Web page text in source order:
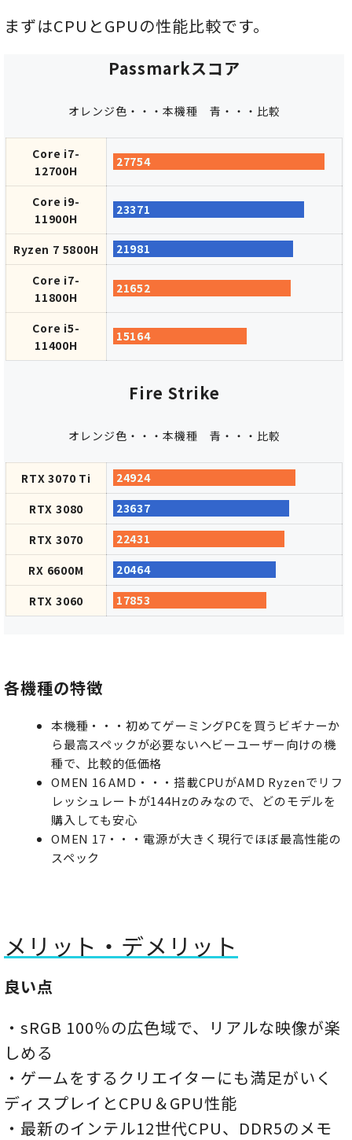
まずはCPUとGPUの性能比較です。
Passmarkスコア
オレンジ色・・・本機種 青・・・比較
Core i7-
12700H
27754
Core i9-
11900H
23371
Ryzen 7 5800H
21981
Core i7-
11800H
21652
Core i5-
11400H
15164
Fire Strike
オレンジ色・・・本機種 青・・・比較
RTX 3070 Ti
24924
RTX 3080
23637
RTX 3070
22431
RX 6600M
20464
RTX 3060
17853
各機種の特徴
本機種・・・初めてゲーミングPCを買うビギナーか
ら最高スペックが必要ないヘビーユーザー向けの機
種で、比較的低価格
OMEN 16 AMD・・・搭載CPUがAMD Ryzenでリフ
レッシュレートが144Hzのみなので、どのモデルを
購入しても安心
OMEN 17・・・電源が大きく現行でほぼ最高性能の
スペック
メリット・デメリット
良い点
・sRGB 100％の広色域で、リアルな映像が楽
しめる
・ゲームをするクリエイターにも満足がいく
ディスプレイとCPU＆GPU性能
・最新のインテル12世代CPU、DDR5のメモ